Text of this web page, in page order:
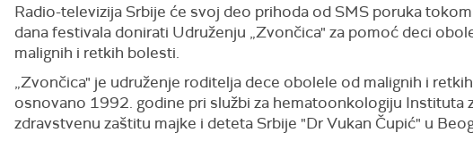
Radio-televizija Srbije će svoj deo prihoda od SMS poruka
dana festivala donirati Udruženju „Zvončica" za pomoć deci
malignih i retkih bolesti.
„Zvončica" je udruženje roditelja dece obolele od malignih i
osnovano 1992. godine pri službi za hematoonkologiju Instituta
zdravstvenu zaštitu majke i deteta Srbije "Dr Vukan Čupić" u